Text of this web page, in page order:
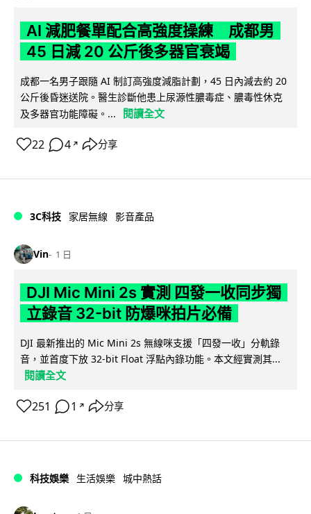
AI 減肥餐單配合高強度操練 成都男
45 日減 20 公斤後多器官衰竭
成都一名男子跟隨 AI 制訂高強度減脂計劃，45 日內減去約 20
公斤後昏迷送院。醫生診斷他患上尿源性膿毒症、膿毒性休克
及多器官功能障礙。...
閱讀全文
22 4 ↗ 分享
3C科技 家居無線 影音產品
Vin 1 日
DJI Mic Mini 2s 實測 四發一收同步獨
立錄音 32-bit 防爆咪拍片必備
DJI 最新推出的 Mic Mini 2s 無線咪支援「四發一收」分軌錄
音，並首度下放 32-bit Float 浮點內錄功能。本文經實測其...
閱讀全文
251 1 ↗ 分享
科技娛樂 生活娛樂 城中熱話